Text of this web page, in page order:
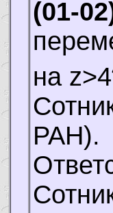
(01-
на z>4
РАН).